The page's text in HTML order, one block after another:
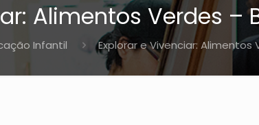
Alimentos Verdes –
Infantil Explorar e Vivenciar: Alimentos